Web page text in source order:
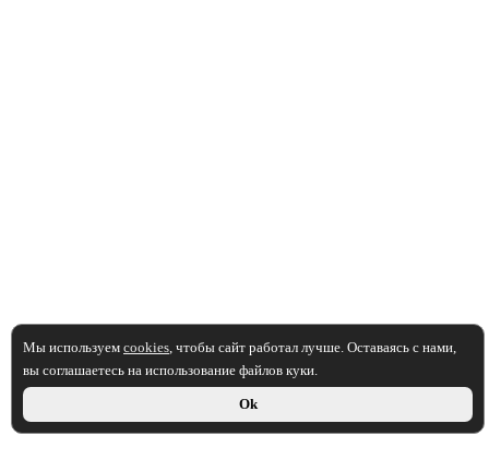
Мы используем cookies, чтобы сайт работал лучше. Оставаясь с нами,
вы соглашаетесь на использование файлов куки.
Ok